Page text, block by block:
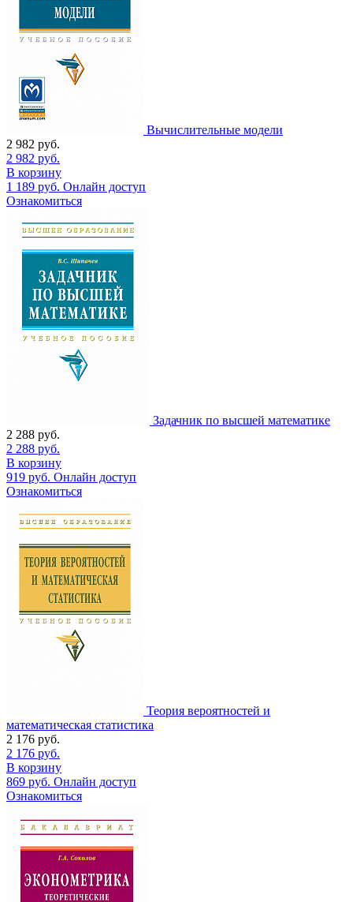
Вычислительные модели
2 982 руб.
2 982 руб.
В корзину
1 189 руб. Онлайн доступ
Ознакомиться
Задачник по высшей математике
2 288 руб.
2 288 руб.
В корзину
919 руб. Онлайн доступ
Ознакомиться
Теория вероятностей и
математическая статистика
2 176 руб.
2 176 руб.
В корзину
869 руб. Онлайн доступ
Ознакомиться